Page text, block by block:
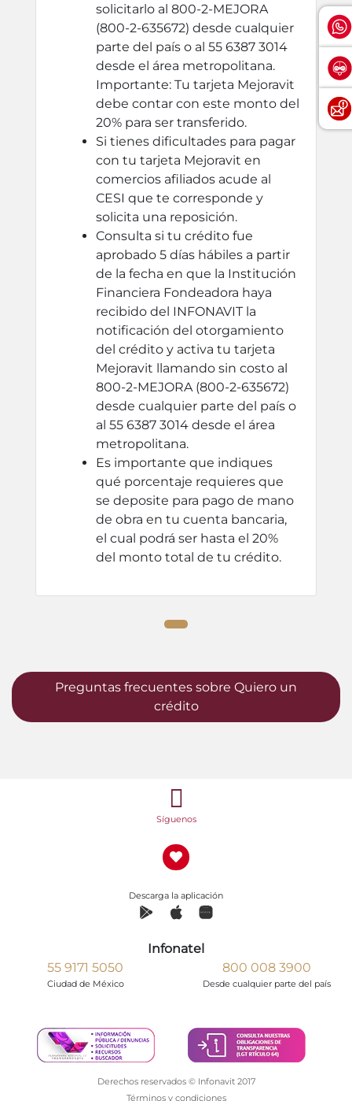
solicitarlo al 800-2-MEJORA
(800-2-635672) desde cualquier
parte del país o al 55 6387 3014
desde el área metropolitana.
Importante: Tu tarjeta Mejoravit
debe contar con este monto del
20% para ser transferido.
Si tienes dificultades para pagar
con tu tarjeta Mejoravit en
comercios afiliados acude al
CESI que te corresponde y
solicita una reposición.
Consulta si tu crédito fue
aprobado 5 días hábiles a partir
de la fecha en que la Institución
Financiera Fondeadora haya
recibido del INFONAVIT la
notificación del otorgamiento
del crédito y activa tu tarjeta
Mejoravit llamando sin costo al
800-2-MEJORA (800-2-635672)
desde cualquier parte del país o
al 55 6387 3014 desde el área
metropolitana.
Es importante que indiques
qué porcentaje requieres que
se deposite para pago de mano
de obra en tu cuenta bancaria,
el cual podrá ser hasta el 20%
del monto total de tu crédito.
Preguntas frecuentes sobre Quiero un
crédito
Síguenos
Descarga la aplicación
Infonatel
55 9171 5050
Ciudad de México
800 008 3900
Desde cualquier parte del país
Derechos reservados © Infonavit 2017
Términos y condiciones